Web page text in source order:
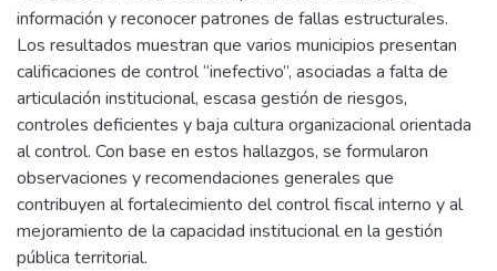
información y reconocer patrones de fallas estructurales.
Los resultados muestran que varios municipios presentan
calificaciones de control “inefectivo”, asociadas a falta de
articulación institucional, escasa gestión de riesgos,
controles deficientes y baja cultura organizacional orientada
al control. Con base en estos hallazgos, se formularon
observaciones y recomendaciones generales que
contribuyen al fortalecimiento del control fiscal interno y al
mejoramiento de la capacidad institucional en la gestión
pública territorial.